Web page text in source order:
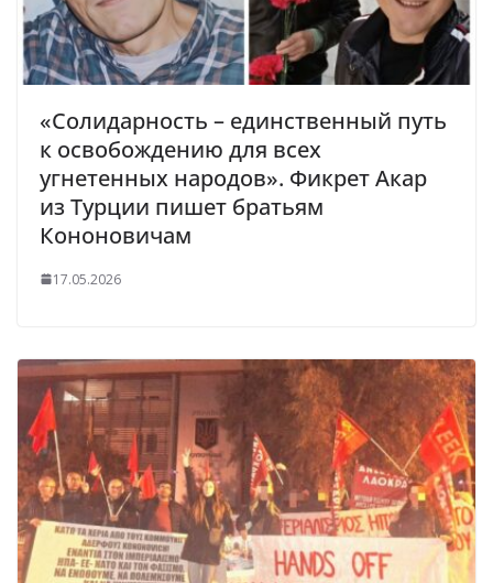
«Солидарность – единственный путь
к освобождению для всех
угнетенных народов». Фикрет Акар
из Турции пишет братьям
Кононовичам
17.05.2026